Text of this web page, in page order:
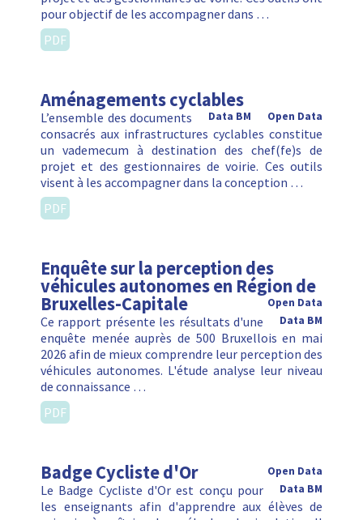
pour objectif de les accompagner dans …
PDF
Aménagements cyclables
Open Data
Data BM
L’ensemble des documents
consacrés aux infrastructures cyclables constitue
un vademecum à destination des chef(fe)s de
projet et des gestionnaires de voirie. Ces outils
visent à les accompagner dans la conception …
PDF
Enquête sur la perception des
véhicules autonomes en Région de
Bruxelles-Capitale
Open Data
Data BM
Ce rapport présente les résultats d'une
enquête menée auprès de 500 Bruxellois en mai
2026 afin de mieux comprendre leur perception des
véhicules autonomes. L'étude analyse leur niveau
de connaissance …
PDF
Badge Cycliste d'Or
Open Data
Data BM
Le Badge Cycliste d'Or est conçu pour
les enseignants afin d'apprendre aux élèves de